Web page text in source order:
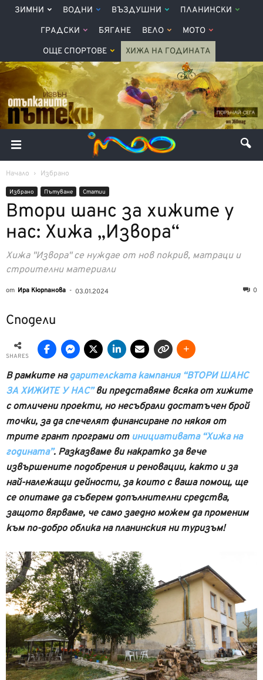
ЗИМНИ ВОДНИ ВЪЗДУШНИ ПЛАНИНСКИ
ГРАДСКИ БЯГАНЕ ВЕЛО МОТО
ОЩЕ СПОРТОВЕ ХИЖА НА ГОДИНАТА
Начало Избрано
Избрано Пътуване Статии
Втори шанс за хижите у
нас: Хижа „Извора“
Хижа "Извора" се нуждае от нов покрив, матраци и
строителни материали
от Ира Кюрпанова - 03.01.2024 0
Сподели
SHARES
В рамките надарителската кампания “ВТОРИ ШАНС
ЗА ХИЖИТЕ У НАС”ви представяме всяка от хижите
с отличени проекти, но несъбрали достатъчен брой
точки, за да спечелят финансиране по някоя от
трите грант програми от инициативата “Хижа на
годината”. Разказваме ви накратко за вече
извършените подобрения и реновации, както и за
най-належащи дейности, за които с ваша помощ, ще
се опитаме да съберем допълнителни средства,
защото вярваме, че само заедно можем да променим
към по-добро облика на планинския ни туризъм!